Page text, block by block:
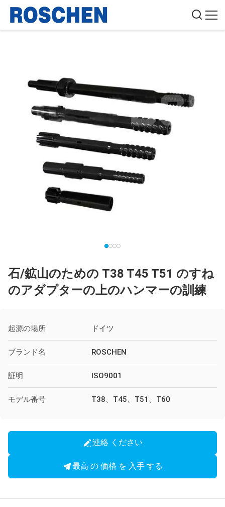
石/鉱山のための T38 T45 T51 のすね
のアダプターの上のハンマーの訓練
起源の場所 ドイツ
ブランド名 ROSCHEN
証明 ISO9001
モデル番号 T38、T45、T51、T60
連絡 ください
最高 の 価格 を 入手 する